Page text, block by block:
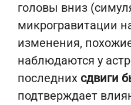
головы вниз
микрогравитации
изменения,
наблюдаются у
последних сдвиги
подтверждает